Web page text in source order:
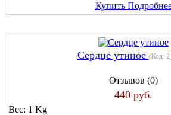
Купить
Сердце утиное (Код:
Отзывов (0)
440 руб.
Вес: 1 Kg